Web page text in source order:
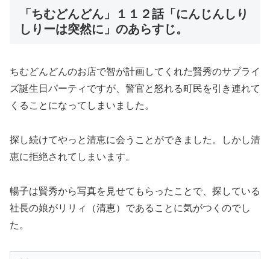
「ちむどんどん」１１２話「にんじんしり
しりーは突然に」のあらすじ。
ちむどんどんのお店で智が計画してくれた賢秀のサプライ
ズ誕生日パーティですが、警官と怒れる町民を引き連れて
くることになってしまいました。
探し続けてやっと清恵に会うことができました。しかし清
恵に拒絶されてしまいます。
暢子は賢秀から写真を見せてもらったことで、探している
社長の娘がリリィ（清恵）であることに気がつくのでし
た。